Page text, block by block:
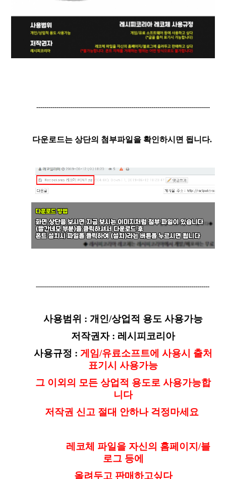
--------------------------------------------------------------------------------------
다운로드는 상단의 첨부파일을 확인하시면 됩니다.
--------------------------------------------------------------------------------------
사용범위 : 개인/상업적 용도 사용가능
저작권자 : 레시피코리아
사용규정 : 게임/유료소프트에 사용시 출처
표기시 사용가능
그 이외의 모든 상업적 용도로 사용가능합
니다
저작권 신고 절대 안하나 걱정마세요 ​
레코체 파일을 자신의 홈페이지/블
로그 등에
올려두고 판매하고싶다